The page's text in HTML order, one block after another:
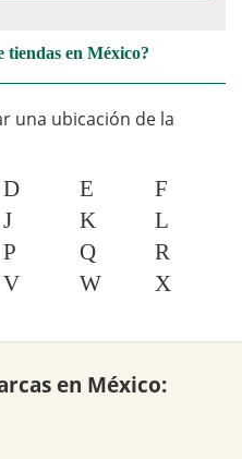
tiendas en México?
una ubicación de la
D E
F
J K
L
P Q
R
V W
X
en México: